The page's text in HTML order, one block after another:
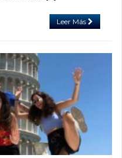
Leer Más